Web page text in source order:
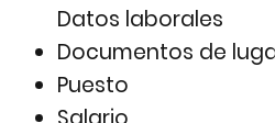
Datos laborales
Documentos de
Puesto